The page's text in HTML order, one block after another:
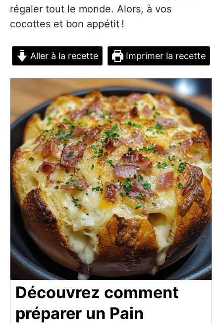
régaler tout le monde. Alors, à vos
cocottes et bon appétit !
Aller à la recette Imprimer la recette
Découvrez comment
préparer un Pain